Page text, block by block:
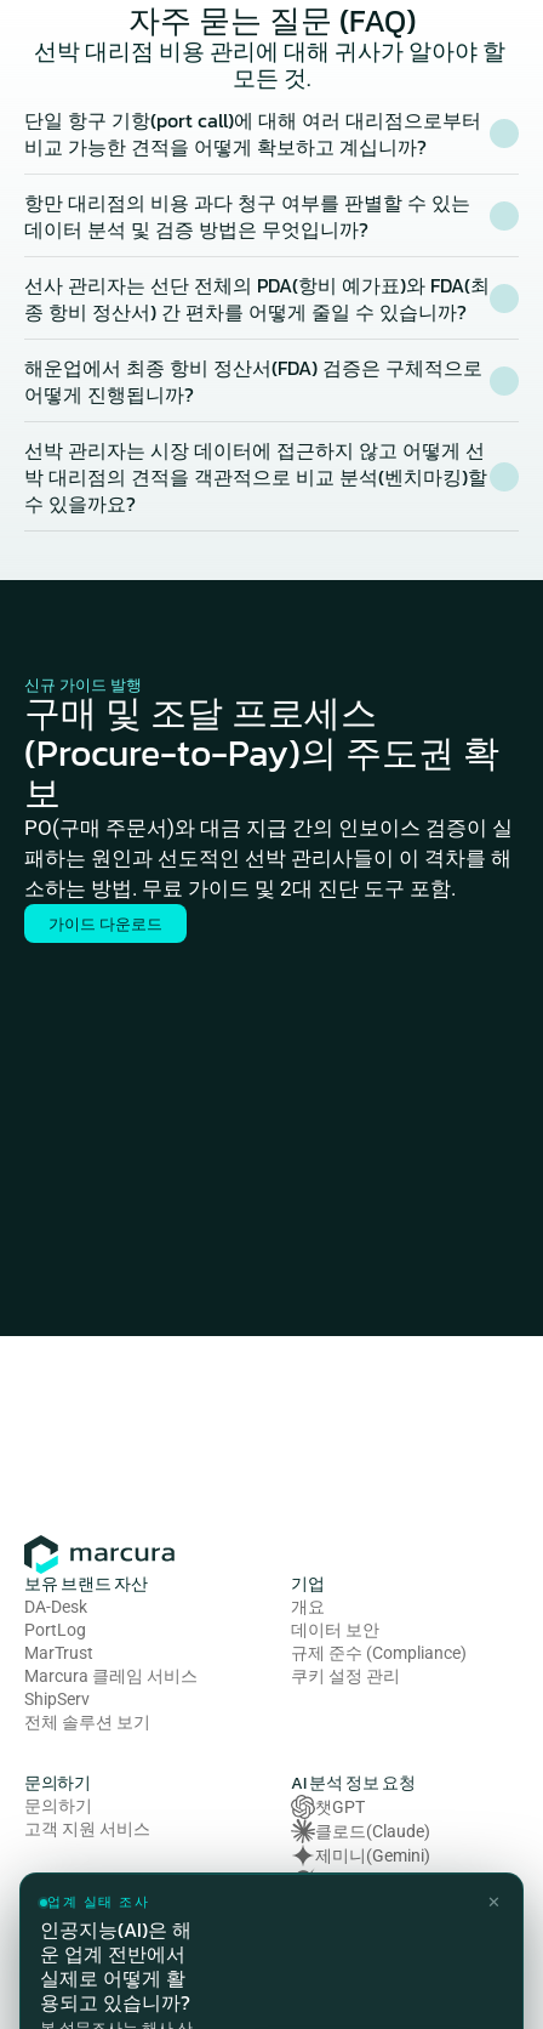
자주 묻는 질문 (FAQ)
선박 대리점 비용 관리에 대해 귀사가 알아야 할
모든 것.
단일 항구 기항(port call)에 대해 여러 대리점으로부터
비교 가능한 견적을 어떻게 확보하고 계십니까?
항만 대리점의 비용 과다 청구 여부를 판별할 수 있는
데이터 분석 및 검증 방법은 무엇입니까?
선사 관리자는 선단 전체의 PDA(항비 예가표)와 FDA(최
종 항비 정산서) 간 편차를 어떻게 줄일 수 있습니까?
해운업에서 최종 항비 정산서(FDA) 검증은 구체적으로
어떻게 진행됩니까?
선박 관리자는 시장 데이터에 접근하지 않고 어떻게 선
박 대리점의 견적을 객관적으로 비교 분석(벤치마킹)할
수 있을까요?
신규 가이드 발행
구매 및 조달 프로세스
(Procure-to-Pay)의 주도권 확
보
PO(구매 주문서)와 대금 지급 간의 인보이스 검증이 실
패하는 원인과 선도적인 선박 관리사들이 이 격차를 해
소하는 방법. 무료 가이드 및 2대 진단 도구 포함.
가이드 다운로드
보유 브랜드 자산
DA-Desk
PortLog
MarTrust
Marcura 클레임 서비스
ShipServ
전체 솔루션 보기
기업
개요
데이터 보안
규제 준수 (Compliance)
쿠키 설정 관리
법률 및 규정 준수
개인정보처리방침
이용약관
문의하기
문의하기
고객 지원 서비스
AI 분석 정보 요청
챗GPT
클로드(Claude)
제미니(Gemini)
그록 (Grok)
✕
업계 실태 조사
인공지능(AI)은 해
운 업계 전반에서
실제로 어떻게 활
용되고 있습니까?